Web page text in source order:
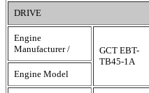
DRIVE
Engine
Manufacturer /
GCT EBT-
TB45-1A
Engine Model